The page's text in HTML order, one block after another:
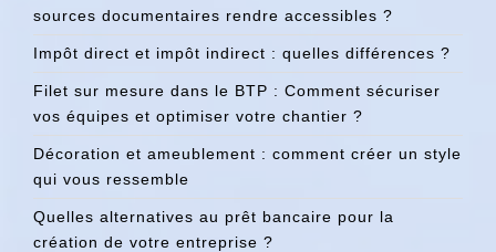
sources documentaires rendre accessibles ?
Impôt direct et impôt indirect : quelles différences ?
Filet sur mesure dans le BTP : Comment sécuriser
vos équipes et optimiser votre chantier ?
Décoration et ameublement : comment créer un style
qui vous ressemble
Quelles alternatives au prêt bancaire pour la
création de votre entreprise ?